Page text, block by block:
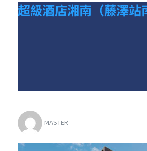
超級酒店湘南（藤澤站
MASTER